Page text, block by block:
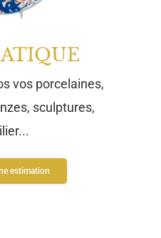
vos porcelaines,
sculptures,
estimation